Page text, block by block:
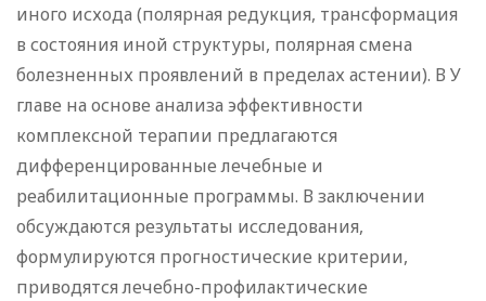
иного исхода (полярная редукция, трансформация
в состояния иной структуры, полярная смена
болезненных проявлений в пределах астении). В У
главе на основе анализа эффективности
комплексной терапии предлагаются
дифференцированные лечебные и
реабилитационные программы. В заключении
обсуждаются результаты исследования,
формулируются прогностические критерии,
приводятся лечебно-профилактические